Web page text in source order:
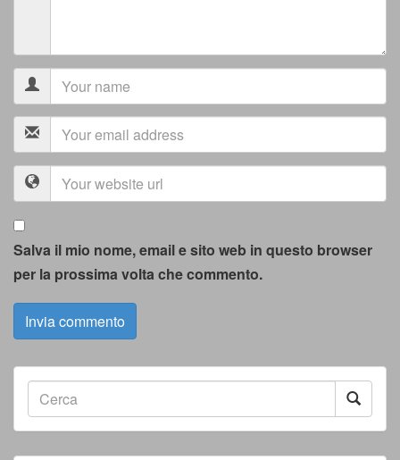
Salva il mio nome, email e sito web in questo browser
per la prossima volta che commento.